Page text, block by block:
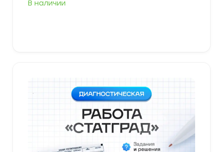
В наличии